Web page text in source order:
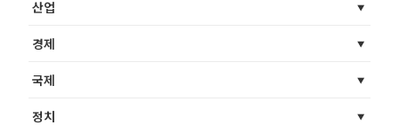
산업
경제
국제
정치